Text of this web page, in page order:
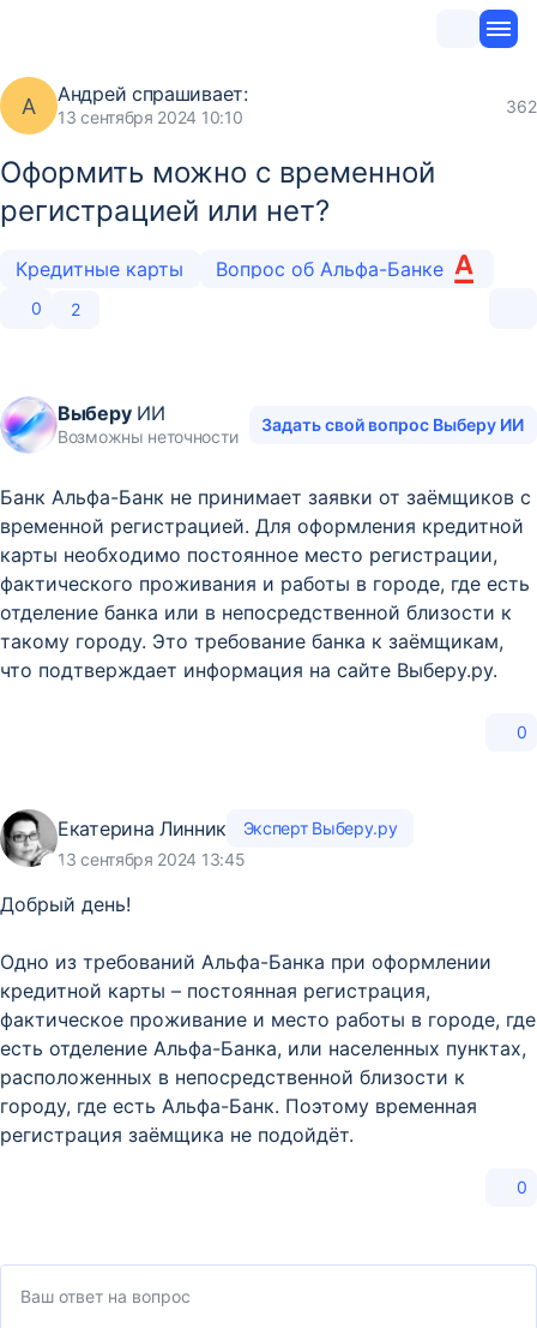
А Андрей спрашивает:
13 сентября 2024 10:10
362
Оформить можно с временной
регистрацией или нет?
Кредитные карты Вопрос об Альфа-Банке
0 2
ВыберуИИ
Возможны неточности
Задать свой вопрос Выберу ИИ
Банк Альфа-Банк не принимает заявки от заёмщиков с
временной регистрацией. Для оформления кредитной
карты необходимо постоянное место регистрации,
фактического проживания и работы в городе, где есть
отделение банка или в непосредственной близости к
такому городу. Это требование банка к заёмщикам,
что подтверждает информация на сайте Выберу.ру.
0
Екатерина Линник
Эксперт Выберу.ру
13 сентября 2024 13:45
Добрый день!
Одно из требований Альфа-Банка при оформлении
кредитной карты – постоянная регистрация,
фактическое проживание и место работы в городе, где
есть отделение Альфа-Банка, или населенных пунктах,
расположенных в непосредственной близости к
городу, где есть Альфа-Банк. Поэтому временная
регистрация заёмщика не подойдёт.
0